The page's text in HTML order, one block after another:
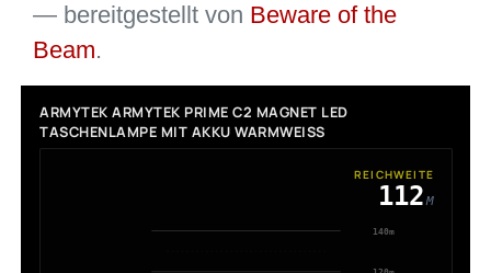
— bereitgestellt von Beware of the
Beam.